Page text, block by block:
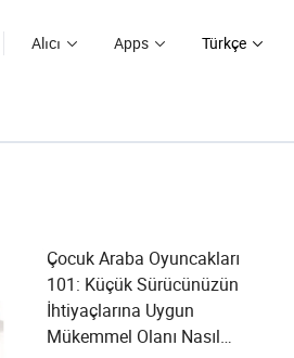
Alıcı Apps Türkçe
Çocuk Araba Oyuncakları
101: Küçük Sürücünüzün
İhtiyaçlarına Uygun
Mükemmel Olanı Nasıl